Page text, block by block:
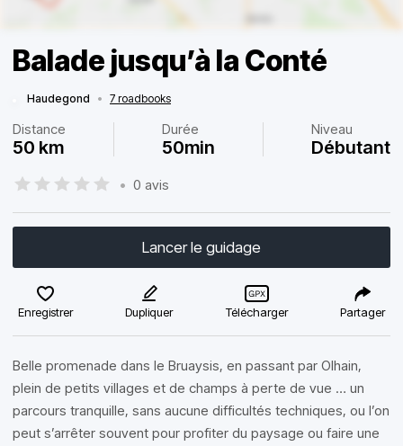
Balade jusqu’à la Conté
Haudegond • 7 roadbooks
Distance
50 km
Durée
50min
Niveau
Débutant
• 0 avis
Lancer le guidage
Enregistrer Dupliquer Télécharger Partager
Belle promenade dans le Bruaysis, en passant par Olhain,
plein de petits villages et de champs à perte de vue … un
parcours tranquille, sans aucune difficultés techniques, ou l’on
peut s’arrêter souvent pour profiter du paysage ou faire une